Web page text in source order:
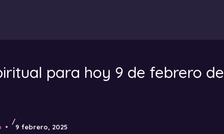
para hoy 9 de febrero de
/
9 febrero, 2025